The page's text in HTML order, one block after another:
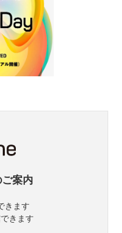
案内
きます
きます